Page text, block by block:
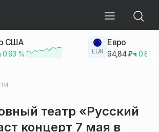
США
0.93 % EUR
Евро
94,84₽ 0.83
театр «Русский
концерт 7 мая в